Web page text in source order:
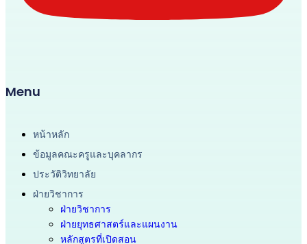
Menu
หน้าหลัก
ข้อมูลคณะครูและบุคลากร
ประวัติวิทยาลัย
ฝ่ายวิชาการ
ฝ่ายวิชาการ
ฝ่ายยุทธศาสตร์และแผนงาน
หลักสูตรที่เปิดสอน